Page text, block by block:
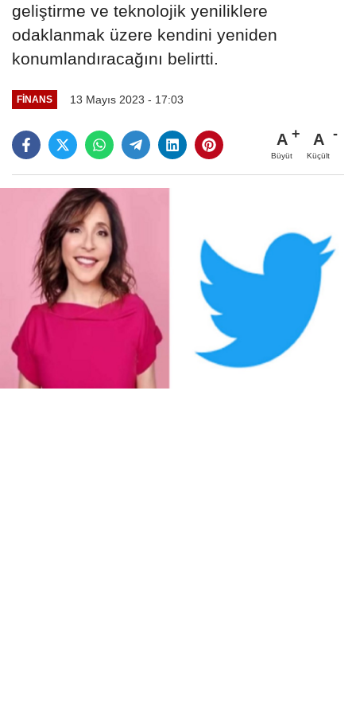
geliştirme ve teknolojik yeniliklere
odaklanmak üzere kendini yeniden
konumlandıracağını belirtti.
FINANS 13 Mayıs 2023 - 17:03
A
Büyüt
A
Küçült